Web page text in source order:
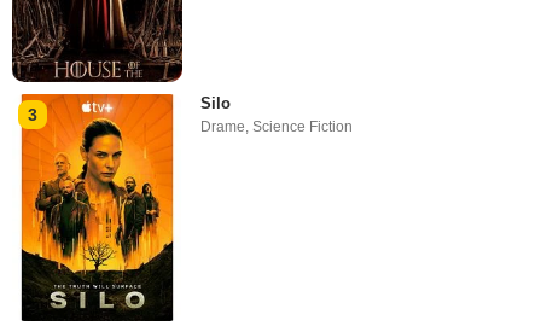
3
Silo
Drame,Science Fiction